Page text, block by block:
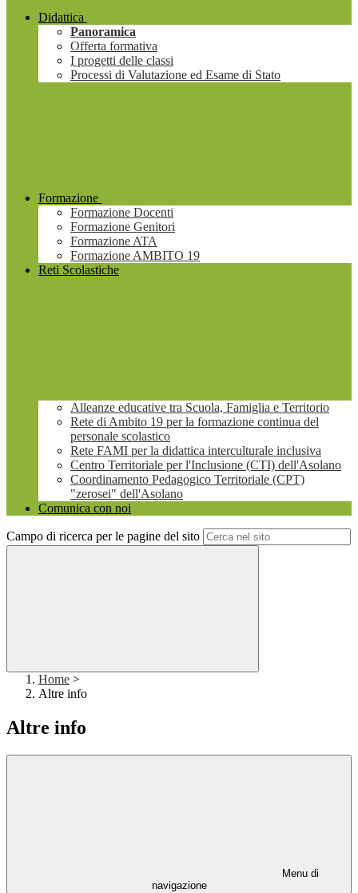
Didattica
Panoramica
Offerta formativa
I progetti delle classi
Processi di Valutazione ed Esame di Stato
Formazione
Formazione Docenti
Formazione Genitori
Formazione ATA
Formazione AMBITO 19
Reti Scolastiche
Alleanze educative tra Scuola, Famiglia e Territorio
Rete di Ambito 19 per la formazione continua del
personale scolastico
Rete FAMI per la didattica interculturale inclusiva
Centro Territoriale per l'Inclusione (CTI) dell'Asolano
Coordinamento Pedagogico Territoriale (CPT)
"zerosei" dell'Asolano
Comunica con noi
Campo di ricerca per le pagine del sito
Home >
Altre info
Altre info
Menu di
navigazione